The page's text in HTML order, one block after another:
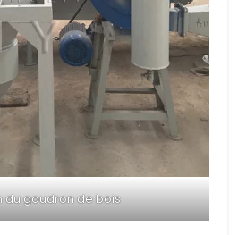
du goudron de bois